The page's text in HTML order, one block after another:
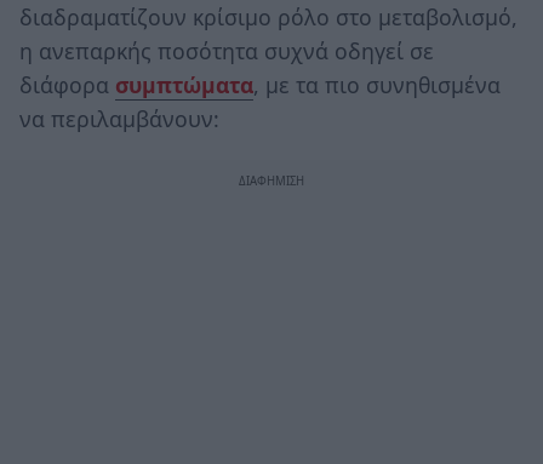
διαδραματίζουν κρίσιμο ρόλο στο μεταβολισμό,
η ανεπαρκής ποσότητα συχνά οδηγεί σε
διάφορα συμπτώματα, με τα πιο συνηθισμένα
να περιλαμβάνουν: